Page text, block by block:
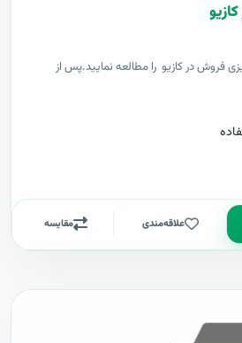
فروش در کازیو را مطالعه نمایید.پس از
علاقه‌مندی مقایسه